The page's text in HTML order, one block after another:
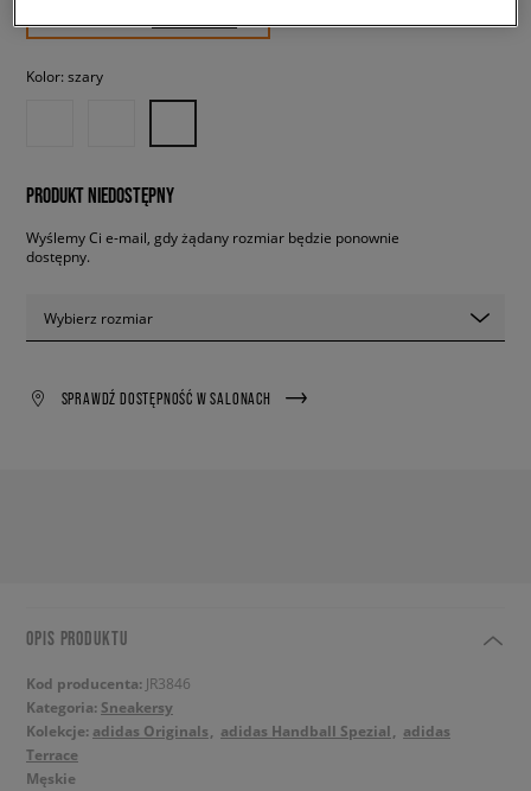
SIZEERCLUB
Kolor: szary
PRODUKT NIEDOSTĘPNY
Wyślemy Ci e-mail, gdy żądany rozmiar będzie ponownie
dostępny.
Wybierz rozmiar
SPRAWDŹ DOSTĘPNOŚĆ W SALONACH
OPIS PRODUKTU
Kod producenta: JR3846
Kategoria: Sneakersy
Kolekcje: adidas Originals adidas Handball Spezial
adidas
Terrace
Męskie